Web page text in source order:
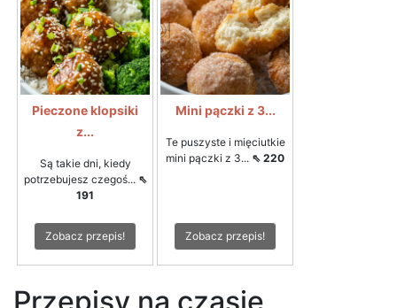
Pieczone klopsiki
z...
Są takie dni, kiedy
potrzebujesz czegoś... ⇖
191
Zobacz przepis!
Mini pączki z 3...
Te puszyste i mięciutkie
mini pączki z 3... ⇖ 220
Zobacz przepis!